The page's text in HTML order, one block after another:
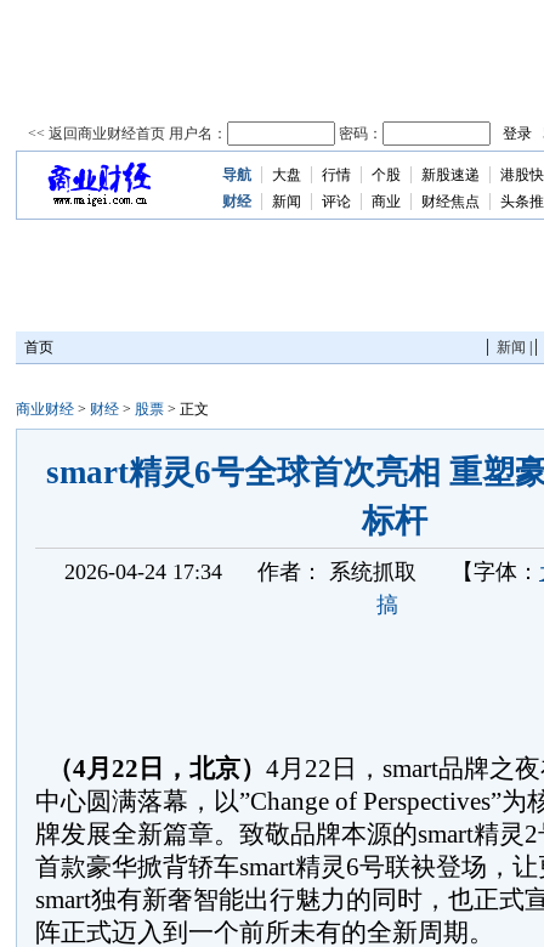
导航 大盘 行情 个股 新股速递
港股
财经
新闻 评论 商业 财经焦点 头条
首页 新闻
商业财经> 财经> 股票> 正文
smart精灵6号全球首次亮相 重塑
标杆
2026-04-24 17:34 作者： 系统抓取 【字体：
搞
（4月 22 日，北京） 4月22日，smart品牌之
中心圆满落幕，以”Change of Perspectives”
牌发展全新篇章。致敬品牌本源的smart精灵
首款豪华掀背轿车smart精灵6号联袂登场，
smart独有新奢智能出行魅力的同时，也正式
阵正式迈入到一个前所未有的全新周期。